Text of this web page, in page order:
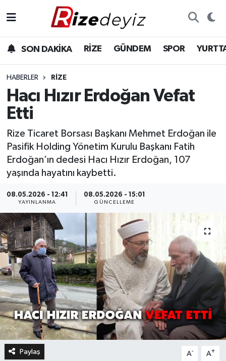
SON DAKİKA RİZE GÜNDEM SPOR
HABERLER RIZE
Hacı Hızır Erdoğan Vefat
Etti
Rize Ticaret Borsası Başkanı Mehmet Erdoğan ile
Pasifik Holding Yönetim Kurulu Başkanı Fatih
Erdoğan’ın dedesi Hacı Hızır Erdoğan, 107
yaşında hayatını kaybetti.
08.05.2026 - 12:41
YAYINLANMA
08.05.2026 - 15:01
GÜNCELLEME
Paylaş A- A+
Gündem
Yurttan Haberler
Ekonomi
Teknoloji
Sağlık
Rize Hava Durumu
Rize Trafik Yoğunluk Haritası
Süper Lig Puan Durumu ve Fikstür
Tüm Manşetler
Son Dakika Haberleri
Haber Arşivi